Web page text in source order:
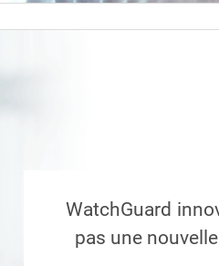
WatchGuard
pas une